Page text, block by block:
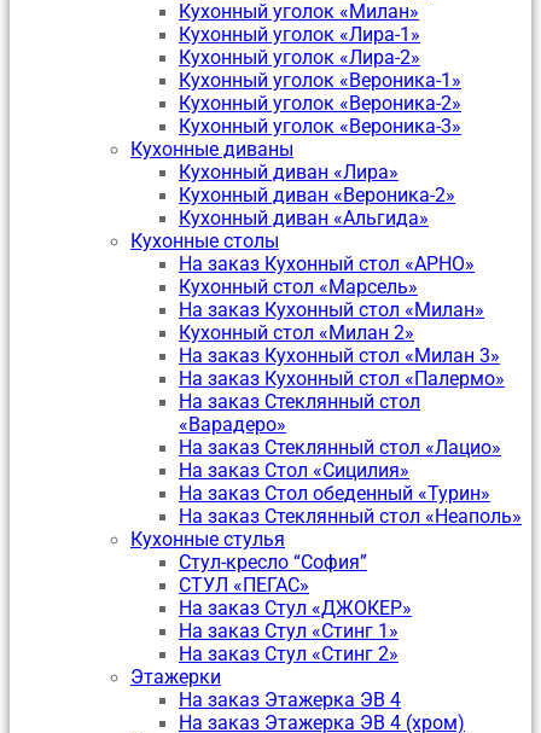
Кухонный уголок «Милан»
Кухонный уголок «Лира-1»
Кухонный уголок «Лира-2»
Кухонный уголок «Вероника-1»
Кухонный уголок «Вероника-2»
Кухонный уголок «Вероника-3»
Кухонные диваны
Кухонный диван «Лира»
Кухонный диван «Вероника-2»
Кухонный диван «Альгида»
Кухонные столы
На заказ Кухонный стол «АРНО»
Кухонный стол «Марсель»
На заказ Кухонный стол «Милан»
Кухонный стол «Милан 2»
На заказ Кухонный стол «Милан 3»
На заказ Кухонный стол «Палермо»
На заказ Стеклянный стол
«Варадеро»
На заказ Стеклянный стол «Лацио»
На заказ Стол «Сицилия»
На заказ Стол обеденный «Турин»
На заказ Стеклянный стол «Неаполь»
Кухонные стулья
Стул-кресло “София”
CТУЛ «ПЕГАС»
На заказ Стул «ДЖОКЕР»
На заказ Стул «Стинг 1»
На заказ Стул «Стинг 2»
Этажерки
На заказ Этажерка ЭВ 4
На заказ Этажерка ЭВ 4 (хром)